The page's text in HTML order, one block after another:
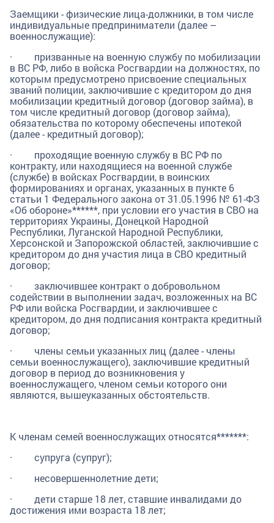
Заемщики - физические лица-должники, в том числе
индивидуальные предприниматели (далее –
военнослужащие):
· призванные на военную службу по мобилизации
в ВС РФ, либо в войска Росгвардии на должностях, по
которым предусмотрено присвоение специальных
званий полиции, заключившие с кредитором до дня
мобилизации кредитный договор (договор займа), в
том числе кредитный договор (договор займа),
обязательства по которому обеспечены ипотекой
(далее - кредитный договор);
· проходящие военную службу в ВС РФ по
контракту, или находящиеся на военной службе
(службе) в войсках Росгвардии, в воинских
формированиях и органах, указанных в пункте 6
статьи 1 Федерального закона от 31.05.1996 № 61-ФЗ
«Об обороне»******, при условии его участия в СВО на
территориях Украины, Донецкой Народной
Республики, Луганской Народной Республики,
Херсонской и Запорожской областей, заключившие с
кредитором до дня участия лица в СВО кредитный
договор;
· заключившее контракт о добровольном
содействии в выполнении задач, возложенных на ВС
РФ или войска Росгвардии, и заключившее с
кредитором, до дня подписания контракта кредитный
договор;
· члены семьи указанных лиц (далее - члены
семьи военнослужащего), заключившие кредитный
договор в период до возникновения у
военнослужащего, членом семьи которого они
являются, вышеуказанных обстоятельств.
К членам семей военнослужащих относятся*******:
· супруга (супруг);
· несовершеннолетние дети;
· дети старше 18 лет, ставшие инвалидами до
достижения ими возраста 18 лет;